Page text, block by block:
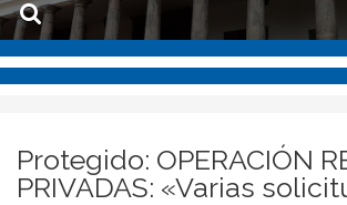
Protegido: OPERACIÓN
PRIVADAS: «Varias